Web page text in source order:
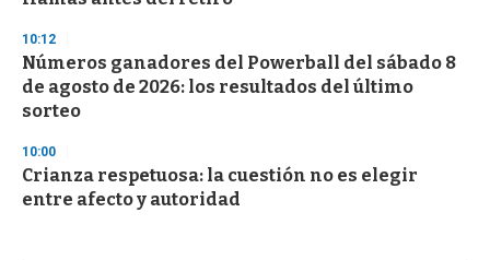
10:12
Números ganadores del Powerball del sábado 8
de agosto de 2026: los resultados del último
sorteo
10:00
Crianza respetuosa: la cuestión no es elegir
entre afecto y autoridad